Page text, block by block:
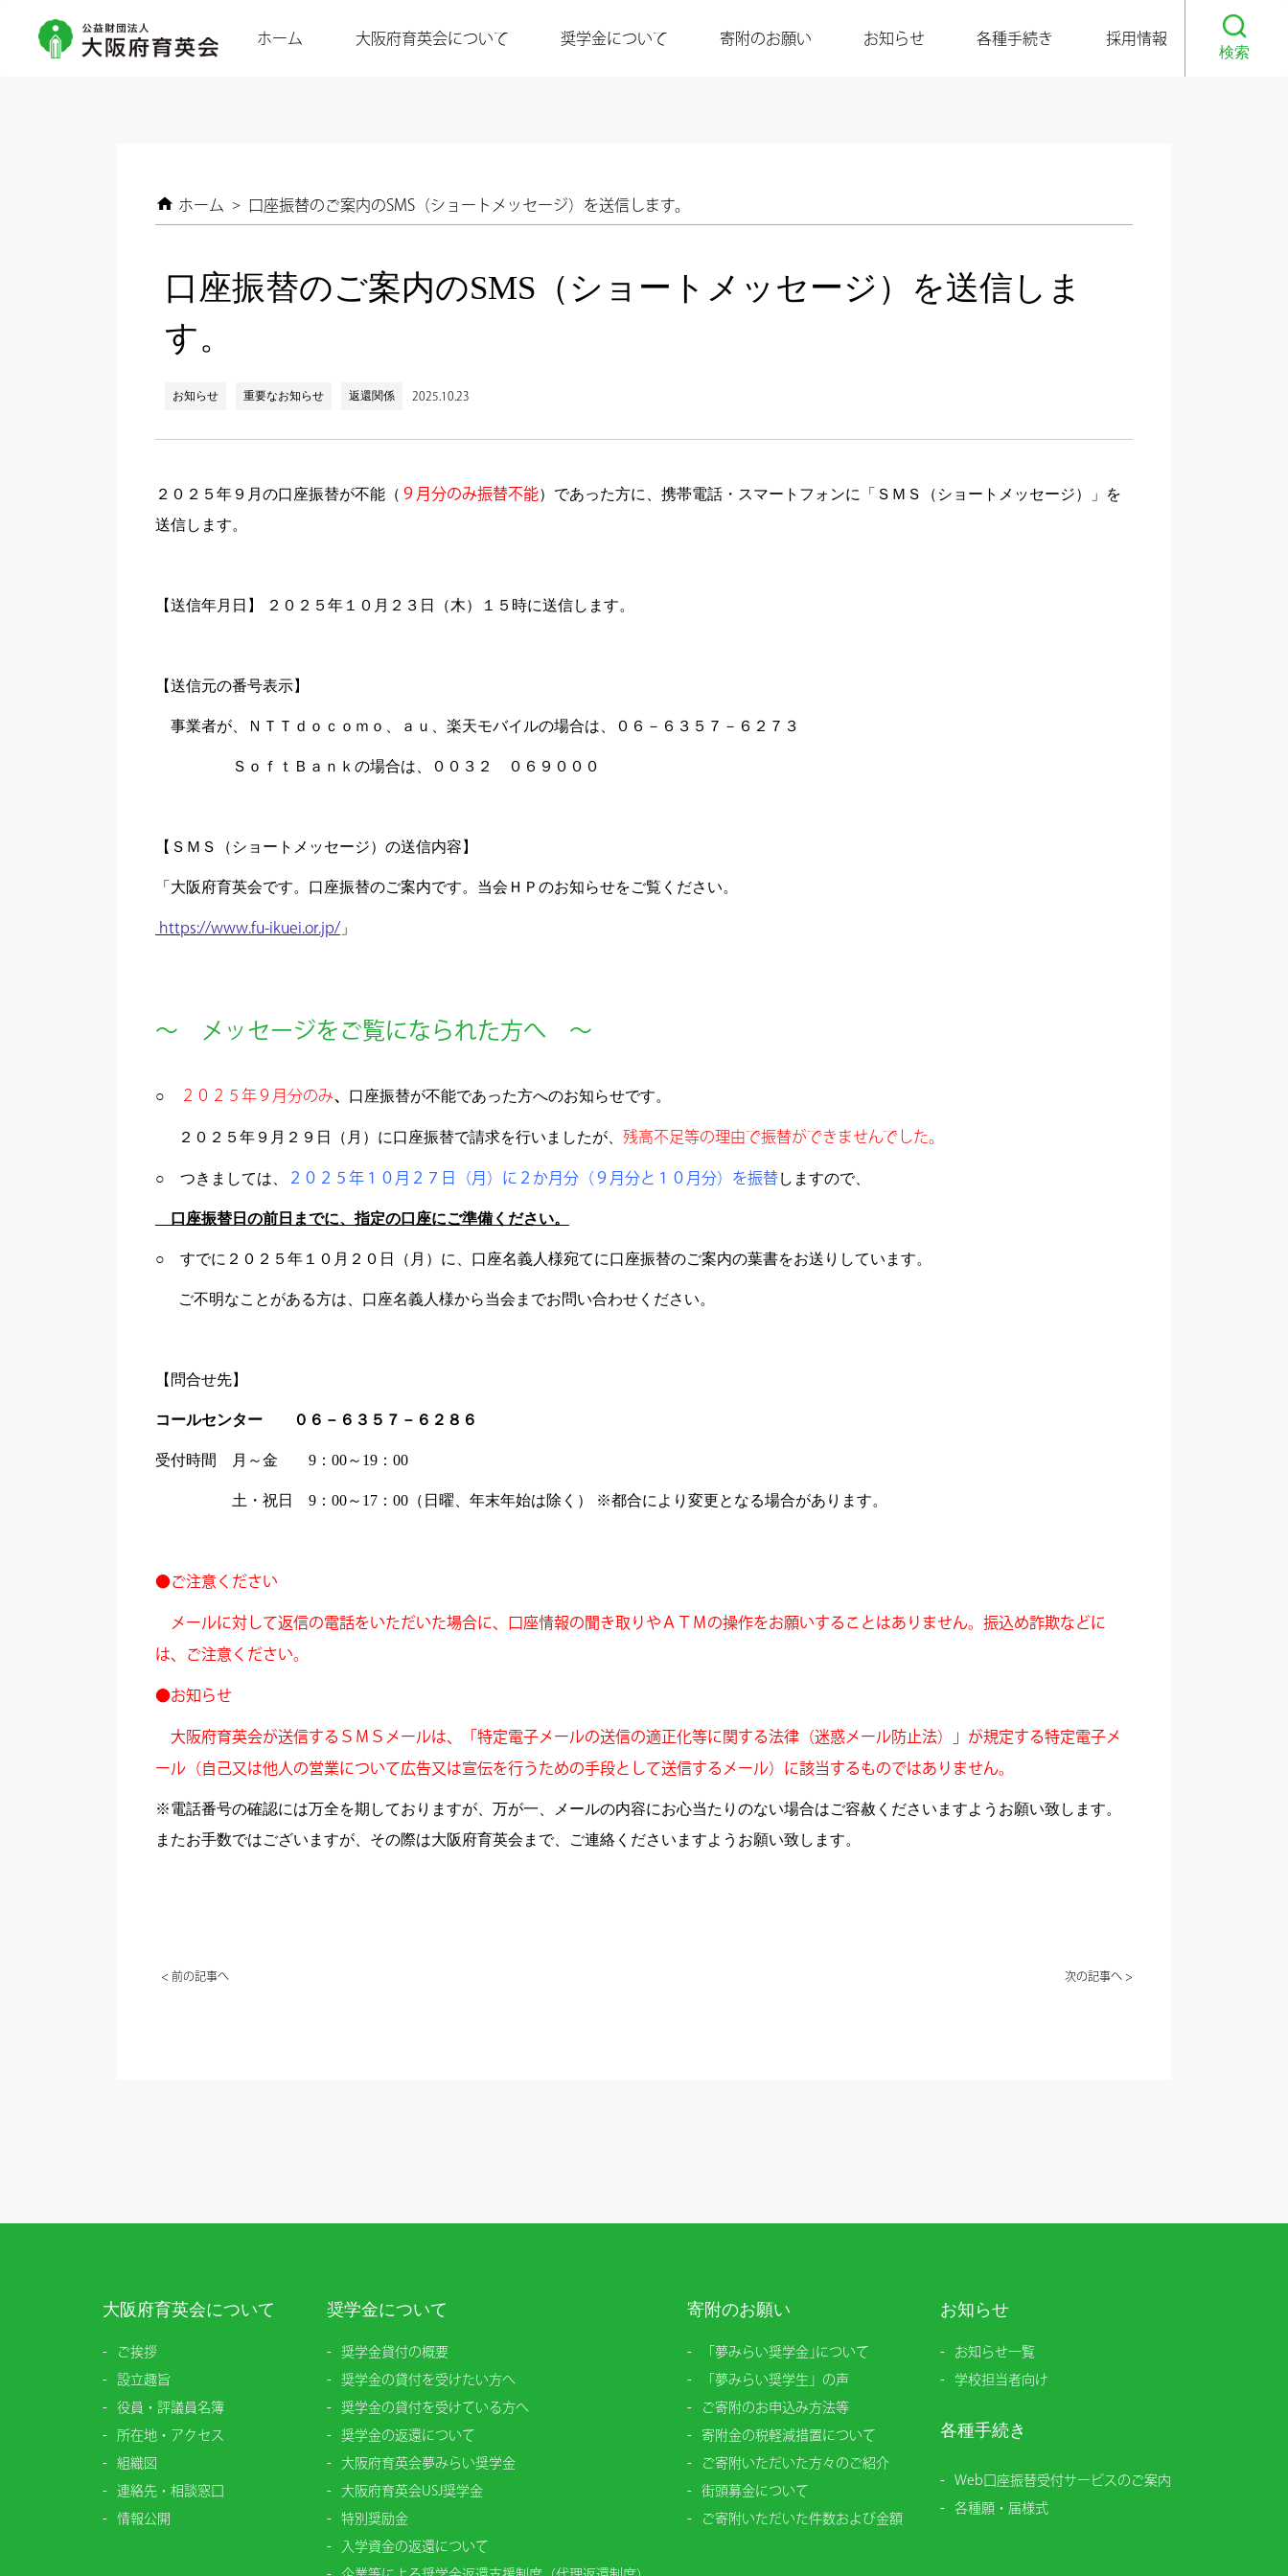
ホーム 大阪府育英会について 奨学金について 寄附のお願い お知らせ 各種手続き 採用情報
検索
ホーム > 口座振替のご案内のSMS（ショートメッセージ）を送信します。
口座振替のご案内のSMS（ショートメッセージ）を送信しま
す。
お知らせ 重要なお知らせ 返還関係 2025.10.23
２０２５年９月の口座振替が不能（ ９月分のみ振替不能）であった方に、携帯電話・スマートフォンに「ＳＭＳ（ショートメッセージ）」を
送信します。
【送信年月日】 ２０２５年１０月２３日（木）１５時に送信します。
【送信元の番号表示】
事業者が、ＮＴＴｄｏｃｏｍｏ、ａｕ、楽天モバイルの場合は、０６－６３５７－６２７３
ＳｏｆｔＢａｎｋの場合は、００３２ ０６９０００
【ＳＭＳ（ショートメッセージ）の送信内容】
「大阪府育英会です。口座振替のご案内です。当会ＨＰのお知らせをご覧ください。
https://www.fu-ikuei.or.jp/ 」
～ メッセージをご覧になられた方へ ～
○ ２０２５年９月分のみ、 口座振替が不能であった方へのお知らせです。
２０２５年９月２９日（月）に口座振替で請求を行いましたが、 残高不足等の理由で振替ができませんでした。
○ つきましては、 ２０２５年１０月２７日（月）に２か月分（９月分と１０月分）を振替しますので、
口座振替日の前日までに、指定の口座にご準備ください。
○ すでに２０２５年１０月２０日（月）に、口座名義人様宛てに口座振替のご案内の葉書をお送りしています。
ご不明なことがある方は、口座名義人様から当会までお問い合わせください。
【問合せ先】
コールセンター ０６－６３５７－６２８６
受付時間 月～金 9：00～19：00
土・祝日 9：00～17：00（日曜、年末年始は除く） ※都合により変更となる場合があります。
●ご注意ください
メールに対して返信の電話をいただいた場合に、口座情報の聞き取りやＡＴＭの操作をお願いすることはありません。振込め詐欺などに
は、ご注意ください。
●お知らせ
大阪府育英会が送信するＳＭＳメールは、「特定電子メールの送信の適正化等に関する法律 （迷惑メール防止法）」が規定する特定電子メ
ール（自己又は他人の営業について広告又は宣伝を行うための手段として送信するメール）に該当するものではありません。
※電話番号の確認には万全を期しておりますが、万が一、メールの内容にお心当たりのない場合はご容赦くださいますようお願い致します。
またお手数ではございますが、その際は大阪府育英会まで、ご連絡くださいますようお願い致します。
< 前の記事へ 次の記事へ >
大阪府育英会について
ご挨拶
設立趣旨
役員・評議員名簿
所在地・アクセス
組織図
連絡先・相談窓口
情報公開
奨学金について
奨学金貸付の概要
奨学金の貸付を受けたい方へ
奨学金の貸付を受けている方へ
奨学金の返還について
大阪府育英会夢みらい奨学金
大阪府育英会USJ奨学金
特別奨励金
入学資金の返還について
寄附のお願い
「夢みらい奨学金｣について
「夢みらい奨学生」の声
ご寄附のお申込み方法等
寄附金の税軽減措置について
ご寄附いただいた方々のご紹介
街頭募金について
ご寄附いただいた件数および金額
お知らせ
お知らせ一覧
学校担当者向け
各種手続き
Web口座振替受付サービスのご案内
各種願・届様式